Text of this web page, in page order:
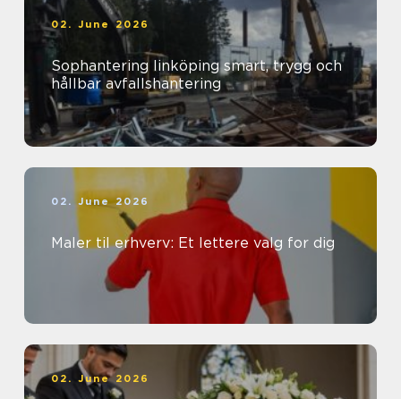
02. June 2026
Sophantering linköping smart, trygg och
hållbar avfallshantering
02. June 2026
Maler til erhverv: Et lettere valg for dig
02. June 2026